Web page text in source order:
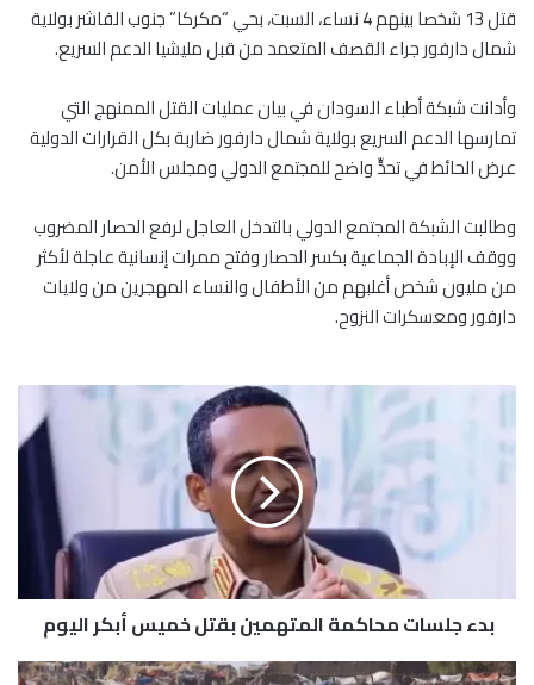
قتل 13 شخصا بينهم 4 نساء، السبت، بحي “مكركا” جنوب الفاشر بولاية
شمال دارفور جراء القصف المتعمد من قبل مليشيا الدعم السريع.
وأدانت شبكة أطباء السودان في بيان عمليات القتل الممنهج التي
تمارسها الدعم السريع بولاية شمال دارفور ضاربة بكل القرارات الدولية
عرض الحائط في تحدٍّ واضح للمجتمع الدولي ومجلس الأمن.
وطالبت الشبكة المجتمع الدولي بالتدخل العاجل لرفع الحصار المضروب
ووقف الإبادة الجماعية بكسر الحصار وفتح ممرات إنسانية عاجلة لأكثر
من مليون شخص أغلبهم من الأطفال والنساء المهجرين من ولايات
دارفور ومعسكرات النزوح.
ب
ء
م
ك
بدء جلسات محاكمة المتهمين بقتل خميس أبكر اليوم
ا